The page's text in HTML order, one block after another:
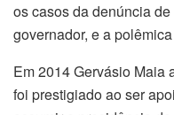
os casos da denúncia
governador, e a
Em 2014 Gervásio Maia
foi prestigiado ao ser